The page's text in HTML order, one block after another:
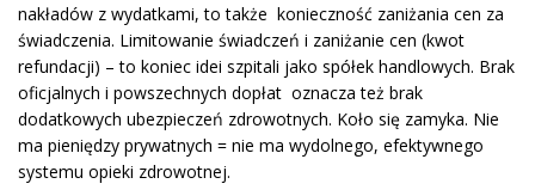
nakładów z wydatkami, to także konieczność zaniżania cen za
świadczenia. Limitowanie świadczeń i zaniżanie cen (kwot
refundacji) – to koniec idei szpitali jako spółek handlowych. Brak
oficjalnych i powszechnych dopłat oznacza też brak
dodatkowych ubezpieczeń zdrowotnych. Koło się zamyka. Nie
ma pieniędzy prywatnych = nie ma wydolnego, efektywnego
systemu opieki zdrowotnej.